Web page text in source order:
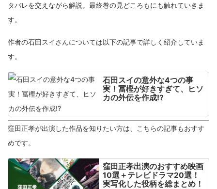
タバレを交えながら解説。最終巻の見どころもにも触れていきま
す。
作者の石田スイさんについては以下の記事で詳しく紹介していま
す。
石田スイの意外な4つの事
実！冨樫が好きすぎて、ヒソ
カの外伝を作成!?
窪田正孝が出演した作品を知りたい方は、こちらの記事もおすす
めです。
窪田正孝出演のおすすめ映画
10選＋テレビドラマ20選！
実写化した役柄を総まとめ！